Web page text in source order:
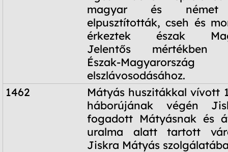
magyar és német
elpusztították, cseh és
érkeztek észak
Jelentős mértékben
Észak-
elszlávosodásához.
1462
Mátyás huszitákkal vívott
háborújának végén
fogadott Mátyásnak és
uralma alatt tartott
Jiskra Mátyás